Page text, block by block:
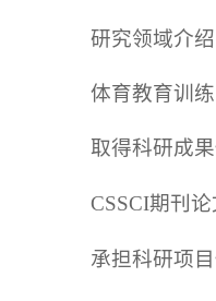
研究领域介绍
体育教育训
取得科研成
CSSCI期刊
承担科研项